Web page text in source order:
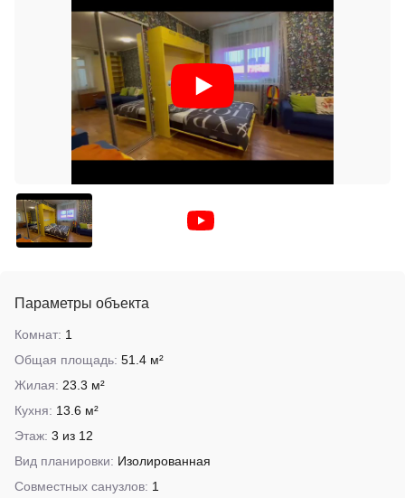
Параметры объекта
Комнат: 1
Общая площадь: 51.4 м²
Жилая: 23.3 м²
Кухня: 13.6 м²
Этаж: 3 из 12
Вид планировки: Изолированная
Совместных санузлов: 1